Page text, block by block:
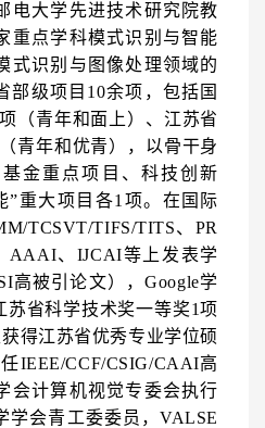
电大学先进技术研究院教
重点学科模式识别与智能
式识别与图像处理领域的
部级项目10余项，包括国
（青年和面上）、江苏省
青年和优青），以骨干身
金重点项目、科技创新
”重大项目各1项。在国际
TCSVT/TIFS/TITS、PR
AAAI、IJCAI等上发表学
高被引论文），Google学
苏省科学技术奖一等奖1项
获得江苏省优秀专业学位硕
IEEE/CCF/CSIG/CAAI高
会计算机视觉专委会执行
学会青工委委员，VALSE